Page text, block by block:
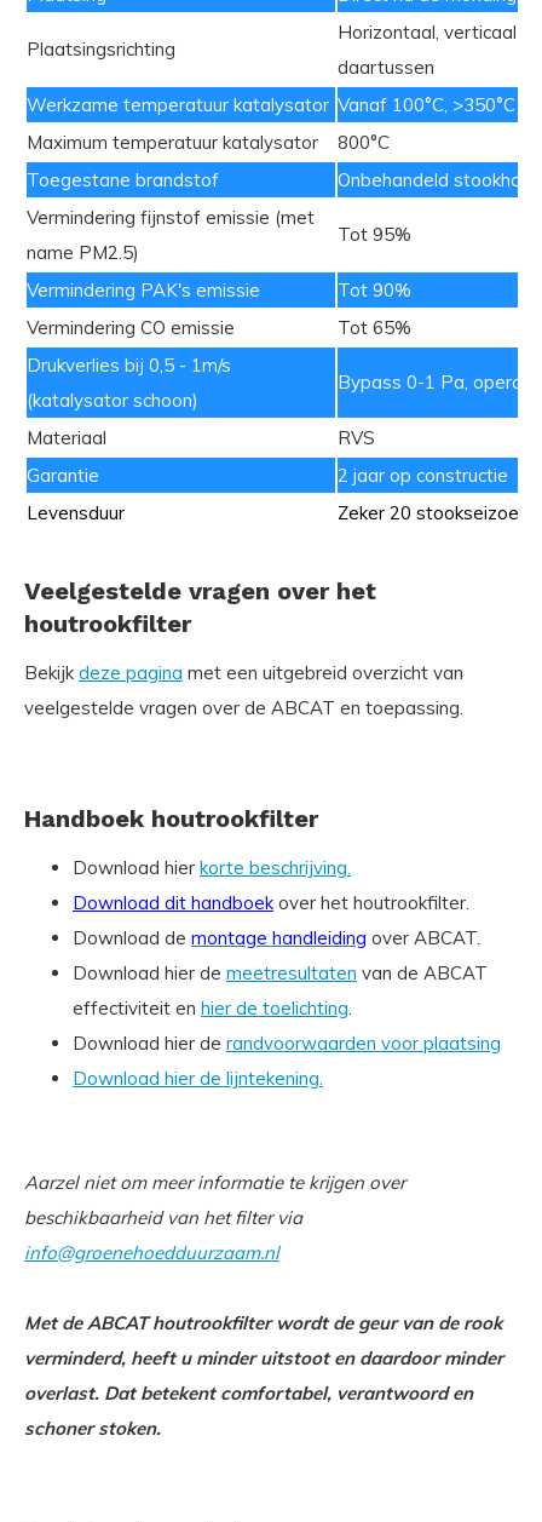
Plaatsingsrichting
Horizontaal, verticaal
daartussen
Werkzame temperatuur katalysator Vanaf 100°C, >350°C
Maximum temperatuur katalysator
800°C
Toegestane brandstof
Onbehandeld
Vermindering fijnstof emissie (met
name PM2.5)
Tot 95%
Vermindering PAK's emissie
Tot 90%
Vermindering CO emissie
Tot 65%
Drukverlies bij 0,5 - 1m/s
(katalysator schoon)
Bypass 0-1 Pa,
Materiaal
RVS
Garantie
2 jaar op constructie
Levensduur
Zeker 20
Veelgestelde vragen over het
houtrookfilter
Bekijkdeze pagina met een uitgebreid overzicht van
veelgestelde vragen over de ABCAT en toepassing.
Handboek houtrookfilter
Download hier korte beschrijving.
Download dit handboekover het houtrookfilter.
Download de montage handleiding over ABCAT.
Download hier de meetresultaten van de ABCAT
effectiviteit en hier de toelichting.
Download hier de randvoorwaarden voor plaatsing
Download hier de lijntekening.
Aarzel niet om meer informatie te krijgen over
beschikbaarheid van het filter via
info@groenehoedduurzaam.nl
Met de ABCAT houtrookfilter wordt de geur van de rook
verminderd, heeft u minder uitstoot en daardoor minder
overlast. Dat betekent comfortabel, verantwoord en
schoner stoken.